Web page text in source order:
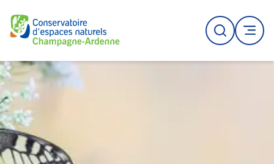
Logo du CENCA
Recherche
MENU